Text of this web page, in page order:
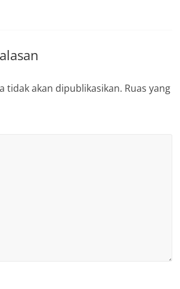
tidak akan dipublikasikan. Ruas yang